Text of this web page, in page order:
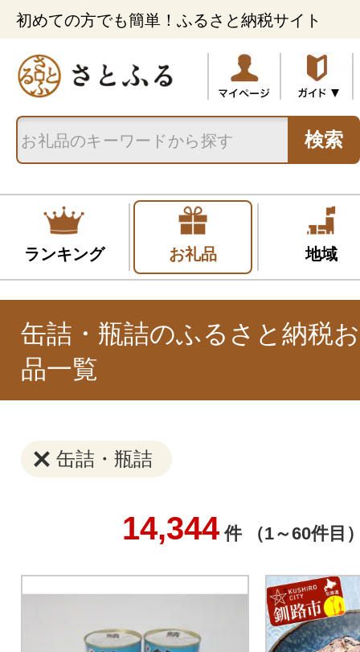
初めての方でも簡単！ふるさと納税サイト
検索
ランキング お礼品 地域
缶詰・瓶詰のふるさと納税
品一覧
缶詰・瓶詰
14,344件 （1～60件目